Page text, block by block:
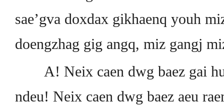
sae’gva doxdax gikhaenq youh
doengzhag gig angq, miz gangj
A! Neix caen dwg baez gai
ndeu! Neix caen dwg baez aeu